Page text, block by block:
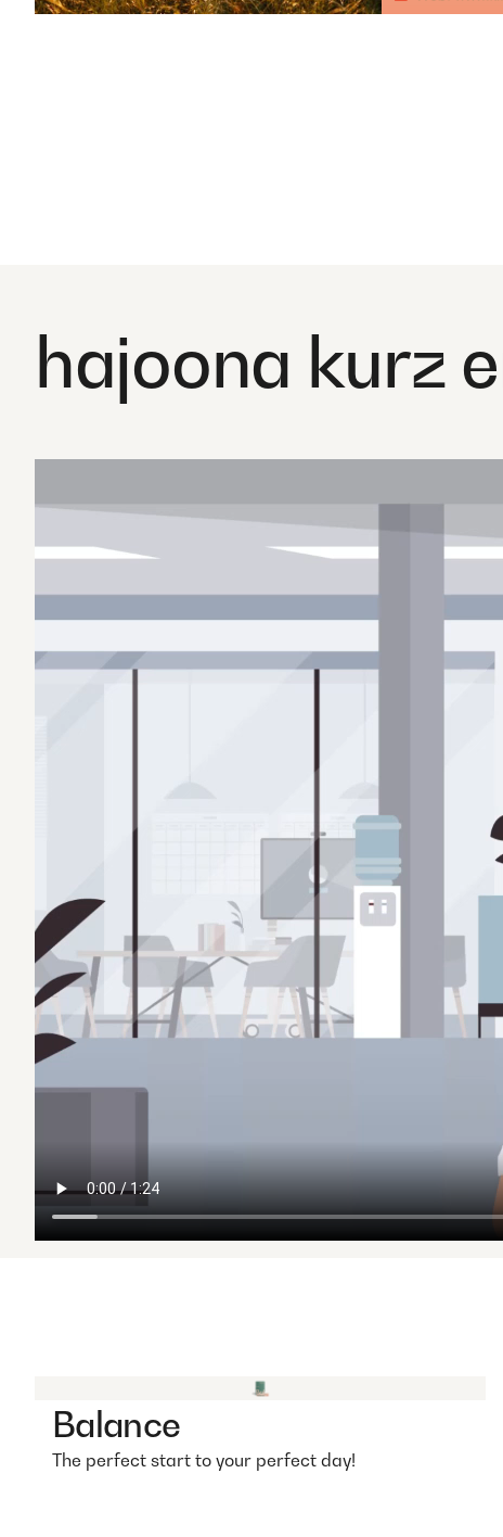
hajoona kurz
Balance
The perfect start to your perfect day!